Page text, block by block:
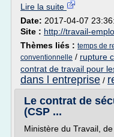
Lire la suite
Date: 2017-04-07
Site : http://travail-
Thèmes liés : temps de
conventionnelle / rupture
contrat de travail pour
dans l entreprise /
Le contrat de
(CSP ...
Ministère du Travail, de